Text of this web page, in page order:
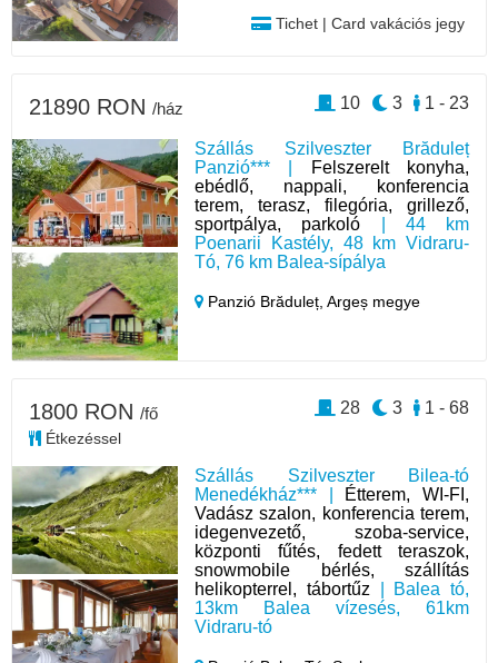
Tichet | Card vakációs jegy
Szállás Szilveszter Brăduleț
Panzió*** |
Felszerelt konyha,
ebédlő, nappali, konferencia
terem, terasz, filegória, grillező,
sportpálya, parkoló | 44 km
Poenarii Kastély, 48 km Vidraru-
Tó, 76 km Balea-sípálya
Panzió Brăduleț,Argeș megye
21890 RON /ház 1 - 23
3
10
Szállás Szilveszter Bilea-tó
Menedékház*** | Étterem, WI-FI,
Vadász szalon, konferencia terem,
idegenvezető, szoba-service,
központi fűtés, fedett teraszok,
snowmobile bérlés, szállítás
helikopterrel, tábortűz | Balea tó,
13km Balea vízesés, 61km
Vidraru-tó
1800 RON /fő
Étkezéssel
1 - 68
3
28